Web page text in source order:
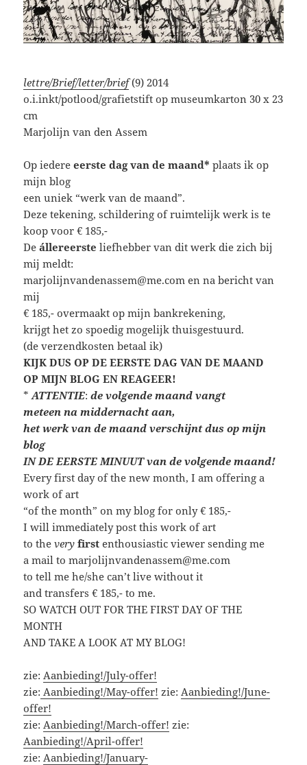
lettre/Brief/letter/brief(9) 2014
o.i.inkt/potlood/grafietstift op museumkarton 30 x 23
cm
Marjolijn van den Assem
Op iedereeerste dag van de maand* plaats ik op
mijn blog
een uniek “werk van de maand”.
Deze tekening, schildering of ruimtelijk werk is te
koop voor € 185,-
Deállereerste liefhebber van dit werk die zich bij
mij meldt:
marjolijnvandenassem@me.com en na bericht van
mij
€ 185,- overmaakt op mijn bankrekening,
krijgt het zo spoedig mogelijk thuisgestuurd.
(de verzendkosten betaal ik)
KIJK DUS OP DE EERSTE DAG VAN DE MAAND
OP MIJN BLOG EN REAGEER!
*ATTENTIE:de volgende maand vangt
meteen na middernacht aan,
het werk van de maand verschijnt dus op mijn
blog
IN DE EERSTE MINUUT van de volgende maand!
Every first day of the new month, I am offering a
work of art
“of the month” on my blog for only € 185,-
I will immediately post this work of art
to theveryfirst enthousiastic viewer sending me
a mail to marjolijnvandenassem@me.com
to tell me he/she can’t live without it
and transfers € 185,- to me.
SO WATCH OUT FOR THE FIRST DAY OF THE
MONTH
AND TAKE A LOOK AT MY BLOG!
zie: Aanbieding!/July-offer!
zie: Aanbieding!/May-offer! zie: Aanbieding!/June-
offer!
zie: Aanbieding!/March-offer! zie:
Aanbieding!/April-offer!
zie: Aanbieding!/January-